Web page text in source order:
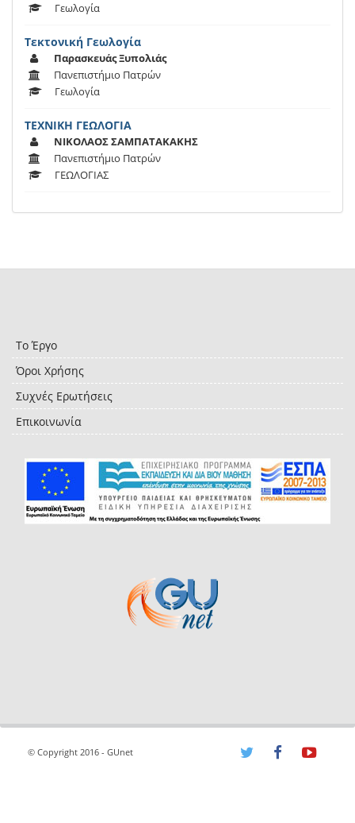
Γεωλογία
Τεκτονική Γεωλογία
Παρασκευάς Ξυπολιάς
Πανεπιστήμιο Πατρών
Γεωλογία
ΤΕΧΝΙΚΗ ΓΕΩΛΟΓΙΑ
ΝΙΚΟΛΑΟΣ ΣΑΜΠΑΤΑΚΑΚΗΣ
Πανεπιστήμιο Πατρών
ΓΕΩΛΟΓΙΑΣ
Το Έργο
Όροι Χρήσης
Συχνές Ερωτήσεις
Επικοινωνία
© Copyright 2016 - GUnet